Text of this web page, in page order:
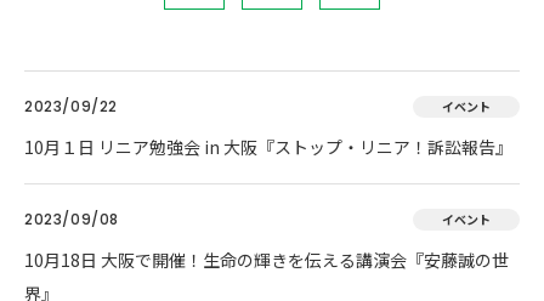
2023/09/22 イベント
10月１日 リニア勉強会 in 大阪『ストップ・リニア！訴訟報告』
2023/09/08 イベント
10月18日 大阪で開催！生命の輝きを伝える講演会『安藤誠の世
界』